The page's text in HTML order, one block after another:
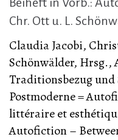
Chr. Ott u. L.
Claudia Jacobi,
Schönwälder,
Traditionsbezug
Postmoderne =
littéraire et
Autofiction –